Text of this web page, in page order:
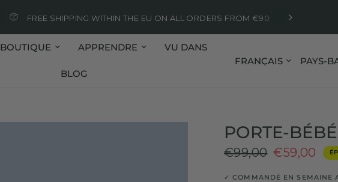
FREE SHIPPING WITHIN THE EU ON ALL ORDERS FROM €90
BOUTIQUE APPRENDRE VU DANS
BLOG
Mettre à jour le pays/la
Mettre à
PORTE-
€99,00 €59,00
✓ COMMANDÉ EN SEMAINE